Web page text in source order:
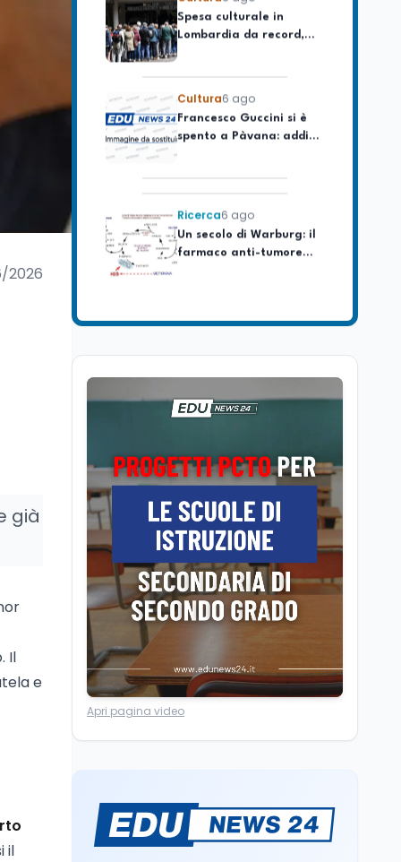
2026
già
Il
e
il
Lombardia da record,
ma la voragine Nord-
Cultura6 ago
Francesco Guccini si è
spento a Pàvana: addio
al Maestrone
Ricerca6 ago
Un secolo di Warburg: il
farmaco anti-tumore
che accende la glicolisi
Scuola
Posizioni economiche
4.150 euro
Spesa culturale in
Lombardia da record,
ma la voragine Nord-
Sud triplica
Cultura6 ago
Francesco Guccini si è
Ricerca6 ago
Un secolo di Warburg: il
Ricerca
Il rivelatore che 'vede' i
reattori spenti
Apri pagina video